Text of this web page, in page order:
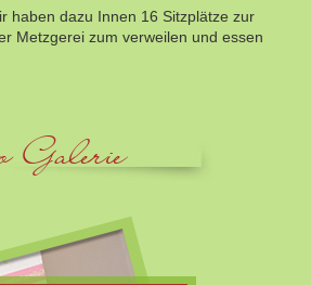
haben dazu Innen 16 Sitzplätze zur
Metzgerei zum verweilen und essen
Galerie